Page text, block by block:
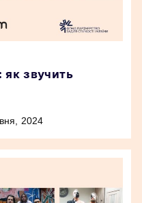
як звучить
2024